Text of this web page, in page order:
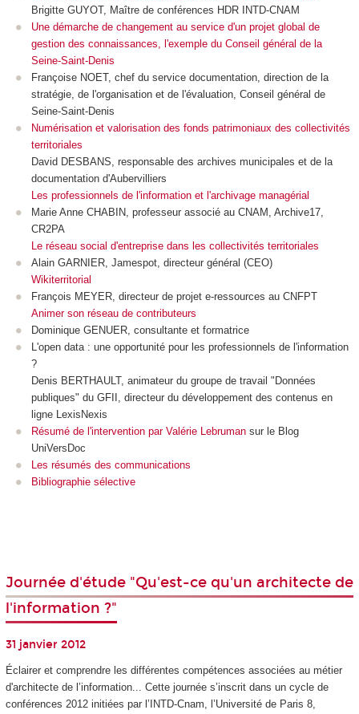
Brigitte GUYOT, Maître de conférences HDR INTD-CNAM
Une démarche de changement au service d'un projet global de
gestion des connaissances, l'exemple du Conseil général de la
Seine-Saint-Denis
Françoise NOET, chef du service documentation, direction de la
stratégie, de l'organisation et de l'évaluation, Conseil général de
Seine-Saint-Denis
Numérisation et valorisation des fonds patrimoniaux des collectivités
territoriales
David DESBANS, responsable des archives municipales et de la
documentation d'Aubervilliers
Les professionnels de l'information et l'archivage managérial
Marie Anne CHABIN, professeur associé au CNAM, Archive17,
CR2PA
Le réseau social d'entreprise dans les collectivités territoriales
Alain GARNIER, Jamespot, directeur général (CEO)
Wikiterritorial
François MEYER, directeur de projet e-ressources au CNFPT
Animer son réseau de contributeurs
Dominique GENUER, consultante et formatrice
L'open data : une opportunité pour les professionnels de l'information
?
Denis BERTHAULT, animateur du groupe de travail "Données
publiques" du GFII, directeur du développement des contenus en
ligne LexisNexis
Résumé de l'intervention par Valérie Lebruman sur le Blog
UniVersDoc
Les résumés des communications
Bibliographie sélective
Journée d'étude "Qu'est-ce qu'un architecte de
l'information ?"
31 janvier 2012
Éclairer et comprendre les différentes compétences associées au métier
d'architecte de l’information... Cette journée s’inscrit dans un cycle de
conférences 2012 initiées par l’INTD-Cnam, l’Université de Paris 8,